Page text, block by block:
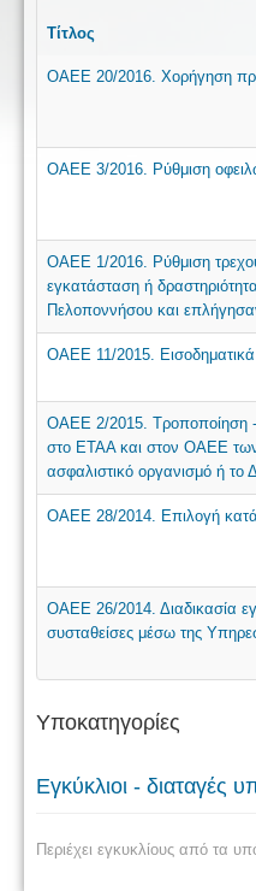
Τίτλος
ΟΑΕΕ 20/2016. Χορήγηση
ΟΑΕΕ 3/2016. Ρύθμιση
ΟΑΕΕ 1/2016. Ρύθμιση
εγκατάσταση ή
Πελοποννήσου και
ΟΑΕΕ 11/2015.
ΟΑΕΕ 2/2015. Τροποποίηση
στο ΕΤΑΑ και στον ΟΑΕΕ των
ασφαλιστικό οργανισμό ή το
ΟΑΕΕ 28/2014. Επιλογή
ΟΑΕΕ 26/2014. Διαδικασία
συσταθείσες μέσω της
Υποκατηγορίες
Εγκύκλιοι - διαταγές
Περιέχει εγκυκλίους από τα